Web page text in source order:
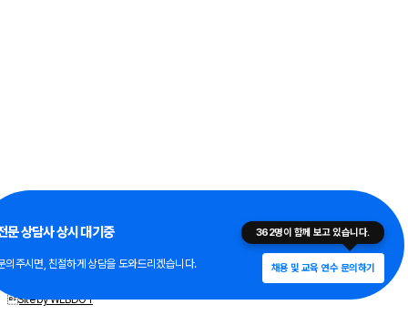
문 상담사 상시 대기중
의주시면, 친절하게 상담을 도와드리겠습니다.
362명이 함께 보고 있습니다.
채용 및 교육 연수 문의하기
이메일무단수집안내
개인정보취급방침
Site by WEBDOT